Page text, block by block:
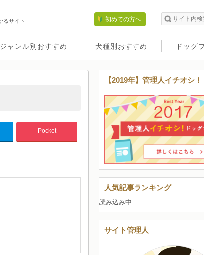
るサイト 初めての方へ
ジャンル別おすすめ 犬種別おすすめ ドッグ
Pocket
【2019年】管理人イチオシ！
人気記事ランキング
読み込み中…
サイト管理人